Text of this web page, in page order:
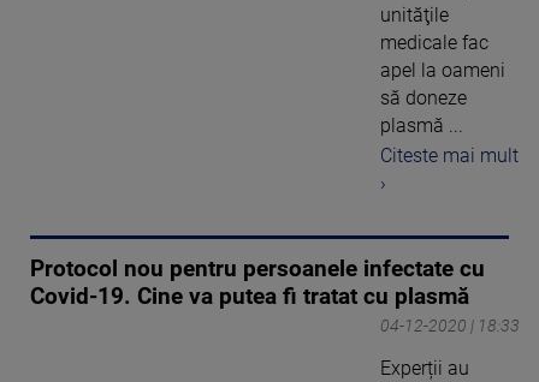
unităţile
medicale fac
apel la oameni
să doneze
plasmă ...
Citeste mai mult
›
Protocol nou pentru persoanele infectate cu
Covid-19. Cine va putea fi tratat cu plasmă
04-12-2020 | 18:33
Experții au